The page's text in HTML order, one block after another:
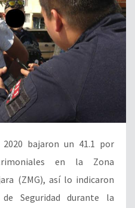
bajaron un 41.1 por
en la Zona
(ZMG), así lo indicaron
Seguridad durante la